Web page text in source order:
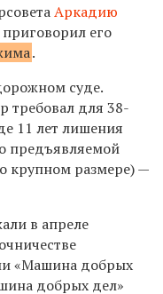
Аркадию
его
.
суде.
требовал для 38-
11 лет лишения
предъявляемой
крупном размере) —
в апреле
«Машина добрых
добрых дел»